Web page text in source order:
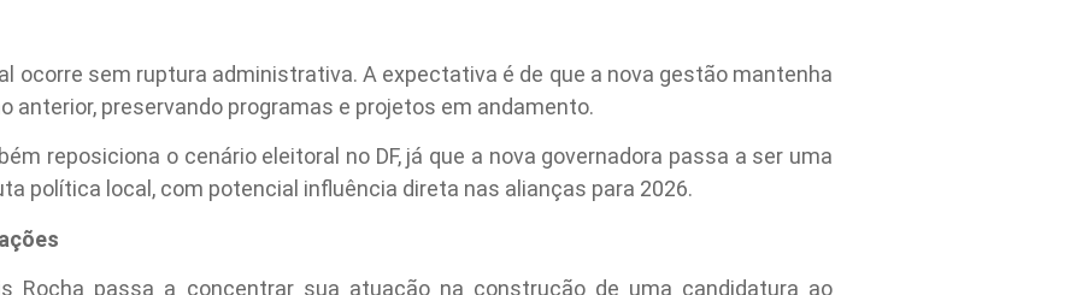
ocorre sem ruptura administrativa. A expectativa é de que a nova gestão mantenha
anterior, preservando programas e projetos em andamento.
reposiciona o cenário eleitoral no DF, já que a nova governadora passa a ser uma
política local, com potencial influência direta nas alianças para 2026.
Rocha passa a concentrar sua atuação na construção de uma candidatura ao